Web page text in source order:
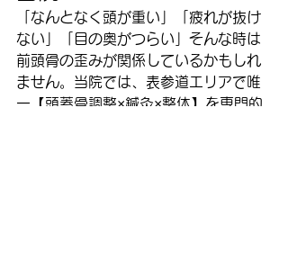
「なんとなく頭が重い」「疲れが抜け
ない」「目の奥がつらい」そんな時は
前頭骨の歪みが関係しているかもしれ
ません。当院では、表参道エリアで唯
一【頭蓋骨調整×鍼灸×整体】を専門的